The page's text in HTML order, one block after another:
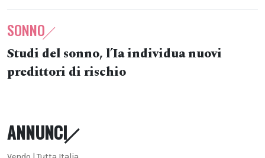
SONNO
Studi del sonno, l’Ia individua nuovi
predittori di rischio
ANNUNCI